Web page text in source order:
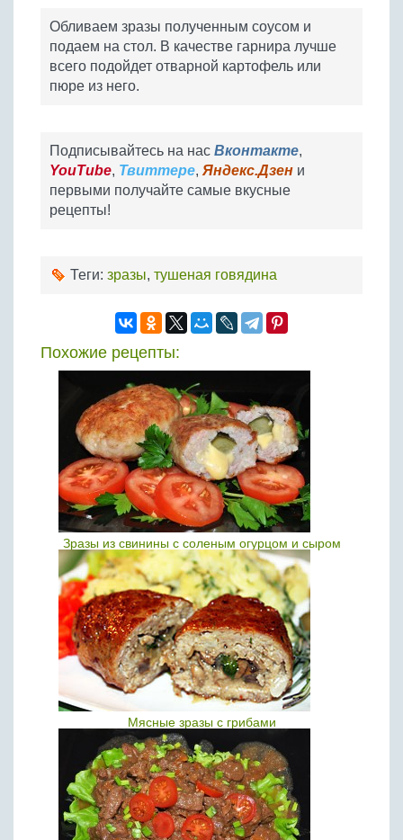
Обливаем зразы полученным соусом и
подаем на стол. В качестве гарнира лучше
всего подойдет отварной картофель или
пюре из него.
Подписывайтесь на нас Вконтакте,
YouTube, Твиттере, Яндекс.Дзен и
первыми получайте самые вкусные
рецепты!
Теги: зразы, тушеная говядина
Похожие рецепты:
Зразы из свинины с соленым огурцом и сыром
Мясные зразы с грибами